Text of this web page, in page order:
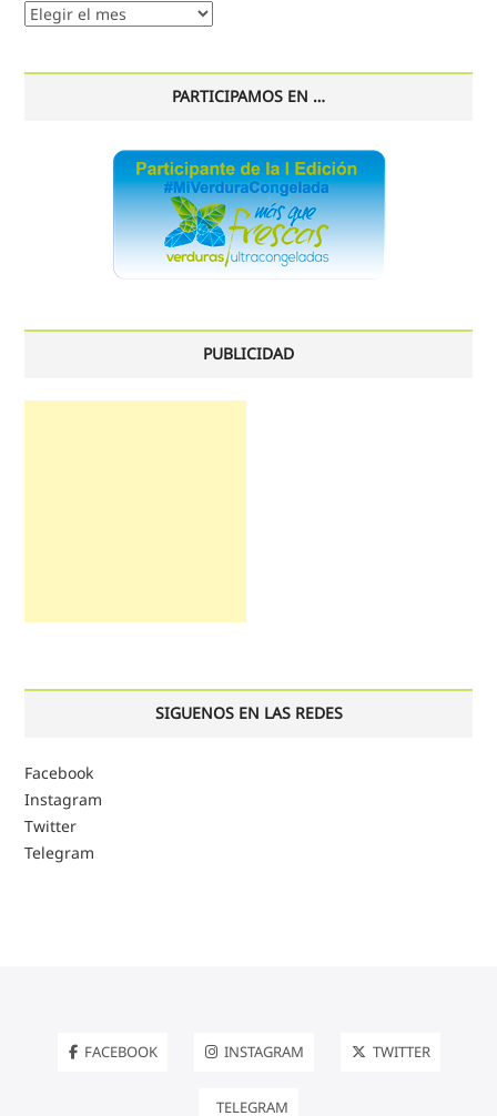
Nuestro
PARTICIPAMOS EN …
PUBLICIDAD
SIGUENOS EN LAS REDES
Facebook
Instagram
Twitter
Telegram
FACEBOOK INSTAGRAM TWITTER
TELEGRAM